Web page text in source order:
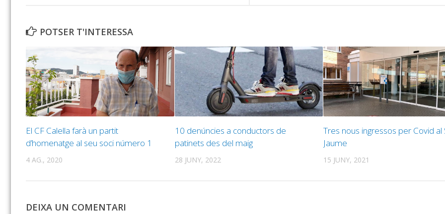
POTSER T'INTERESSA
El CF Calella farà un partit
d’homenatge al seu soci número 1
4 AG., 2020
10 denúncies a conductors de
patinets des del maig
28 JUNY, 2022
Tres nous ingressos per Covid al
Jaume
15 JUNY, 2021
DEIXA UN COMENTARI